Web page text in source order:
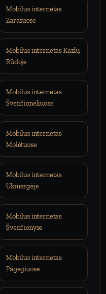
Mobilus internetas
Zarasuose
Mobilus internetas Kazlų
Rūdoje
Mobilus internetas
Švenčionėliuose
Mobilus internetas
Molėtuose
Mobilus internetas
Ukmergėje
Mobilus internetas
Švenčionyse
Mobilus internetas
Pagėgiuose